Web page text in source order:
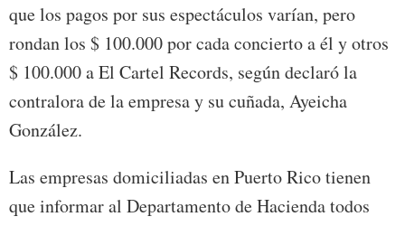
que los pagos por sus espectáculos varían, pero
rondan los $ 100.000 por cada concierto a él y otros
$ 100.000 a El Cartel Records, según declaró la
contralora de la empresa y su cuñada, Ayeicha
González.
Las empresas domiciliadas en Puerto Rico tienen
que informar al Departamento de Hacienda todos